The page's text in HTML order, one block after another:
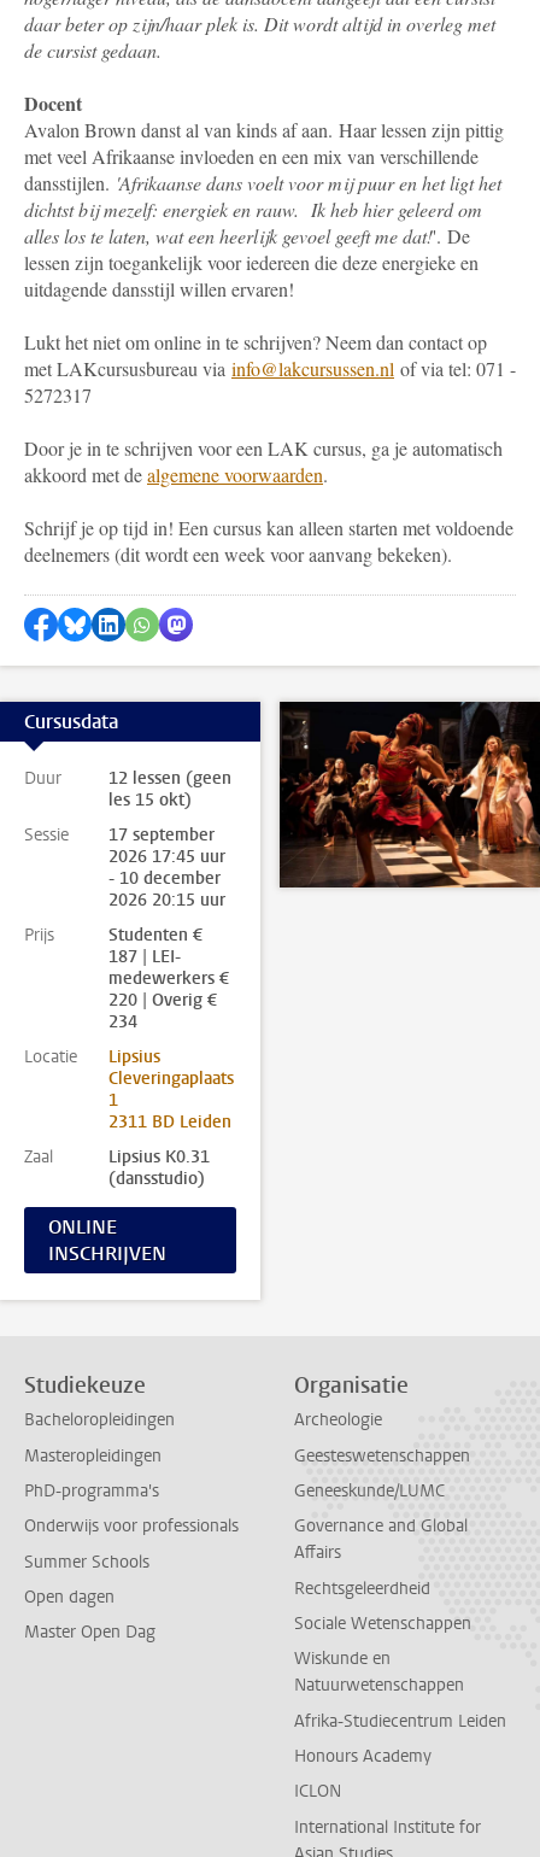
daar beter op zijn/haar plek is. Dit wordt altijd in overleg met
de cursist gedaan.
Docent
Avalon Brown danst al van kinds af aan. Haar lessen zijn pittig
met veel Afrikaanse invloeden en een mix van verschillende
dansstijlen. 'Afrikaanse dans voelt voor mij puur en het ligt het
dichtst bij mezelf: energiek en rauw.
Ik heb hier geleerd om
alles los te laten, wat een heerlijk gevoel geeft me dat!'. De
lessen zijn toegankelijk voor iedereen die deze energieke en
uitdagende dansstijl willen ervaren!
Lukt het niet om online in te schrijven? Neem dan contact op
met LAKcursusbureau via info@lakcursussen.nl of via tel: 071 -
5272317
Door je in te schrijven voor een LAK cursus, ga je automatisch
akkoord met dealgemene voorwaarden.
Schrijf je op tijd in! Een cursus kan alleen starten met voldoende
deelnemers (dit wordt een week voor aanvang bekeken).
Delen op Facebook
Delen via Bluesky
Delen op LinkedIn
Delen via WhatsApp
Delen via Mastodon
Cursusdata
Duur
12 lessen (geen
les 15 okt)
Sessie
17 september
2026 17:45 uur
- 10 december
2026 20:15 uur
Prijs
Studenten €
187 | LEI-
medewerkers €
220 | Overig €
234
Locatie
Lipsius
Cleveringaplaats
1
2311 BD Leiden
Zaal
Lipsius K0.31
(dansstudio)
ONLINE
INSCHRIJVEN
Studiekeuze
Bacheloropleidingen
Masteropleidingen
PhD-programma's
Onderwijs voor professionals
Summer Schools
Open dagen
Master Open Dag
Organisatie
Archeologie
Geesteswetenschappen
Geneeskunde/LUMC
Governance and Global
Affairs
Rechtsgeleerdheid
Sociale Wetenschappen
Wiskunde en
Natuurwetenschappen
Afrika-Studiecentrum Leiden
Honours Academy
ICLON
International Institute for